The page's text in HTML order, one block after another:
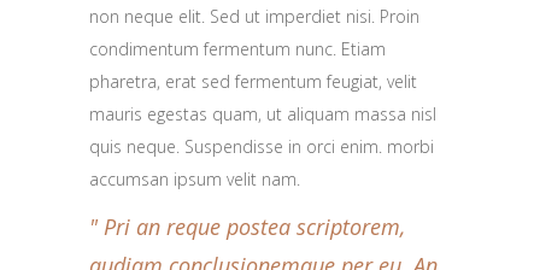
non neque elit. Sed ut imperdiet nisi. Proin
condimentum fermentum nunc. Etiam
pharetra, erat sed fermentum feugiat, velit
mauris egestas quam, ut aliquam massa nisl
quis neque. Suspendisse in orci enim. morbi
accumsan ipsum velit nam.
Pri an reque postea scriptorem,